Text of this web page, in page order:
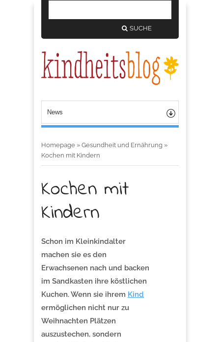
SUCHE
Homepage » Gesundheit und Ernährung »
Kochen mit Kindern
Kochen mit
Kindern
Schon im Kleinkindalter
machen sie es den
Erwachsenen nach und backen
im Sandkasten ihre köstlichen
Kuchen. Wenn sie ihrem Kind
ermöglichen nicht nur zu
Weihnachten Plätzen
auszustechen, sondern